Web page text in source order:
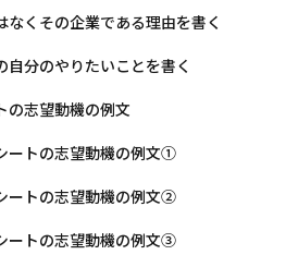
なくその企業である理由を書く
自分のやりたいことを書く
の志望動機の例文
ートの志望動機の例文①
ートの志望動機の例文②
ートの志望動機の例文③